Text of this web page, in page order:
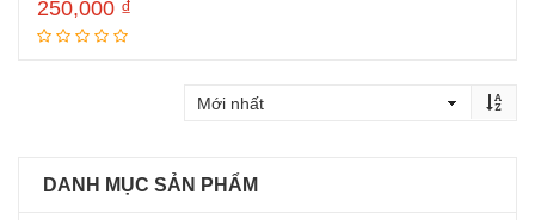
250,000 ₫
DANH MỤC SẢN PHẨM